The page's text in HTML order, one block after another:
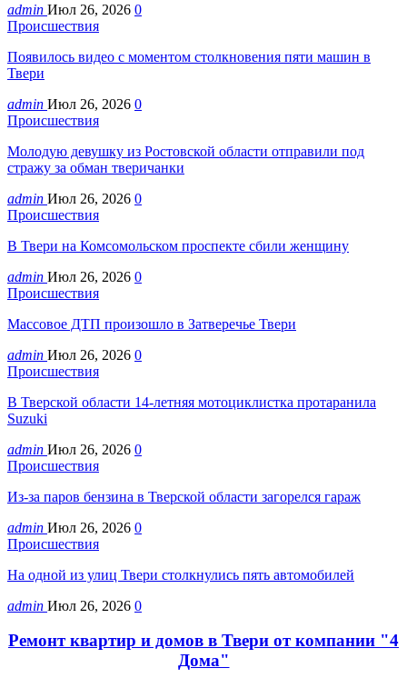
admin Июл 26, 2026 0
Происшествия
Появилось видео с моментом столкновения пяти машин в
Твери
admin Июл 26, 2026 0
Происшествия
Молодую девушку из Ростовской области отправили под
стражу за обман тверичанки
admin Июл 26, 2026 0
Происшествия
В Твери на Комсомольском проспекте сбили женщину
admin Июл 26, 2026 0
Происшествия
Массовое ДТП произошло в Затверечье Твери
admin Июл 26, 2026 0
Происшествия
В Тверской области 14-летняя мотоциклистка протаранила
Suzuki
admin Июл 26, 2026 0
Происшествия
Из-за паров бензина в Тверской области загорелся гараж
admin Июл 26, 2026 0
Происшествия
На одной из улиц Твери столкнулись пять автомобилей
admin Июл 26, 2026 0
Ремонт квартир и домов в Твери от компании "4
Дома"